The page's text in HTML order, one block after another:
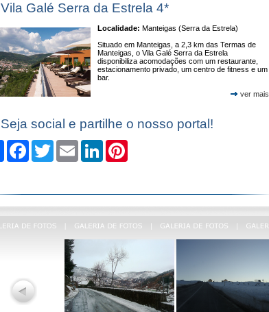
Vila Galé Serra da Estrela 4*
Localidade: Manteigas (Serra da Estrela)
Situado em Manteigas, a 2,3 km das Termas de
Manteigas, o Vila Galé Serra da Estrela
disponibiliza acomodações com um restaurante,
estacionamento privado, um centro de fitness e um
bar.
ver mais
Seja social e partilhe o nosso portal!
CompartilheFacebookTwitter Email LinkedIn